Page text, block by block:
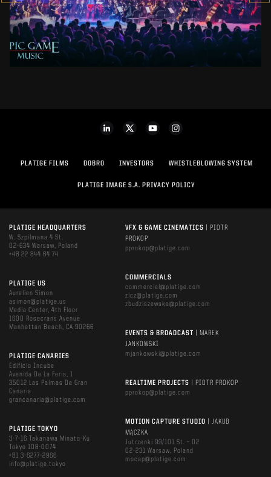
ZOBACZ PROJEKT
PLATIGE FILMS DOBRO INVESTORS WHISTLEBLOWING SYSTEM
PLATIGE IMAGE S.A. PRIVACY POLICY
PLATIGE HEADQUARTERS
W. Szpilmana 4 St.
02-634 Warsaw, Poland
+48 22 844 64 74
PLATIGE US
Aurelien Simon
asimon@platige.us
Media Center, 4th Floor
1600 Rosecrans Avenue
Manhattan Beach, CA 90266
PLATIGE CANARIES
Edificio Incube
Avenida De La Feria, 1
35012 Las Palmas De Gran
Canaria
grancanaria@platige.com
PLATIGE TOKYO
3-7-16 Takanawa Minato-Ku
Tokyo 108-0074
+81 3-6277-2966
info@platige.tokyo
VFX & GAME CINEMATICS
| PIOTR
PROKOP
pprokop@platige.com
COMMERCIALS
commercial@platige.com
zicz@platige.com
zbudziszewska@platige.com
EVENTS & BROADCAST
| MAREK
JANKOWSKI
mjankowski@platige.com
REALTIME PROJECTS
| PIOTR PROKOP
pprokop@platige.com
MOTION CAPTURE STUDIO
| JAKUB
MĄCZKA
Jutrzenki 99/101 St. – D2
02-231 Warsaw, Poland
mocap@platige.com